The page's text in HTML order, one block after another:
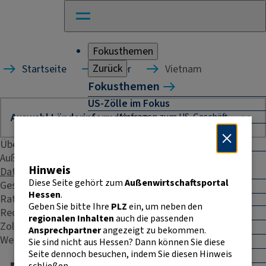
Fokusthemen
Zurück
Fokusthemen
US-Zölle im Fokus
Umfragen zum US-Geschäft
Naher Osten: Auswirkungen für
Absicherung und Finanzierung im
Außenhandel Hessen
CBAM
Entwicklungszusammenarbeit
E-Commerce
E-Rechnung in der EU
Startseite Länder Vietnam
Übersicht
Außenhandelsstatistik
Daten & Fakten
Geschäftspraxis
Rating
Recht & Steuern
Zoll
Weitere Kontakte
Hinweis
Diese Seite gehört zumAußenwirtschaftsportal
Hessen.
Geben Sie bitte Ihre PLZein, um neben den
regionalen Inhaltenauch die passenden
Ansprechpartnerangezeigt zu bekommen.
Sie sind nicht aus Hessen? Dann können Sie diese
Seite dennoch besuchen, indem Sie diesen Hinweis